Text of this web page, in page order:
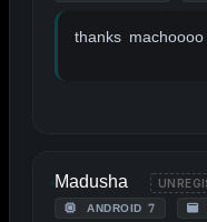
thanks
Madusha
ANDROID 7